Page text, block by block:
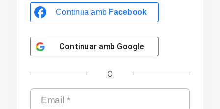
Continua amb Facebook
Continuar amb Google
O